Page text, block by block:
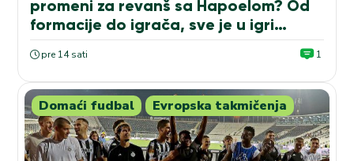
promeni za revanš sa Hapoelom? Od
formacije do igrača, sve je u igri…
pre 14 sati 1
Domaći fudbal Evropska takmičenja